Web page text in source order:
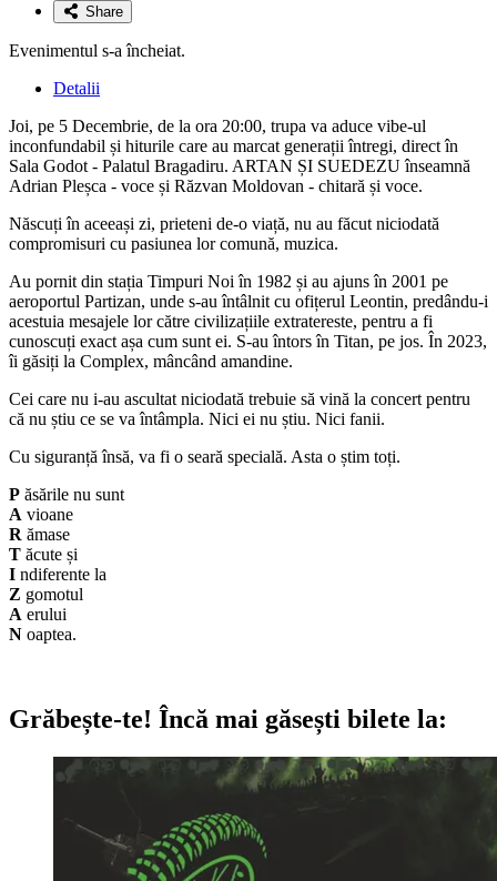
Share
Evenimentul s-a încheiat.
Detalii
Joi, pe 5 Decembrie, de la ora 20:00, trupa va aduce vibe-ul
inconfundabil și hiturile care au marcat generații întregi, direct în
Sala Godot - Palatul Bragadiru. ARTAN ȘI SUEDEZU înseamnă
Adrian Pleșca - voce și Răzvan Moldovan - chitară și voce.
Născuți în aceeași zi, prieteni de-o viață, nu au făcut niciodată
compromisuri cu pasiunea lor comună, muzica.
Au pornit din stația Timpuri Noi în 1982 și au ajuns în 2001 pe
aeroportul Partizan, unde s-au întâlnit cu ofițerul Leontin, predându-i
acestuia mesajele lor către civilizațiile extratereste, pentru a fi
cunoscuți exact așa cum sunt ei. S-au întors în Titan, pe jos. În 2023,
îi găsiți la Complex, mâncând amandine.
Cei care nu i-au ascultat niciodată trebuie să vină la concert pentru
că nu știu ce se va întâmpla. Nici ei nu știu. Nici fanii.
Cu siguranță însă, va fi o seară specială. Asta o știm toți.
P ăsările nu sunt
A vioane
R ămase
T ăcute și
I ndiferente la
Z gomotul
A erului
N oaptea.
Grăbește-te! Încă mai găsești bilete la: